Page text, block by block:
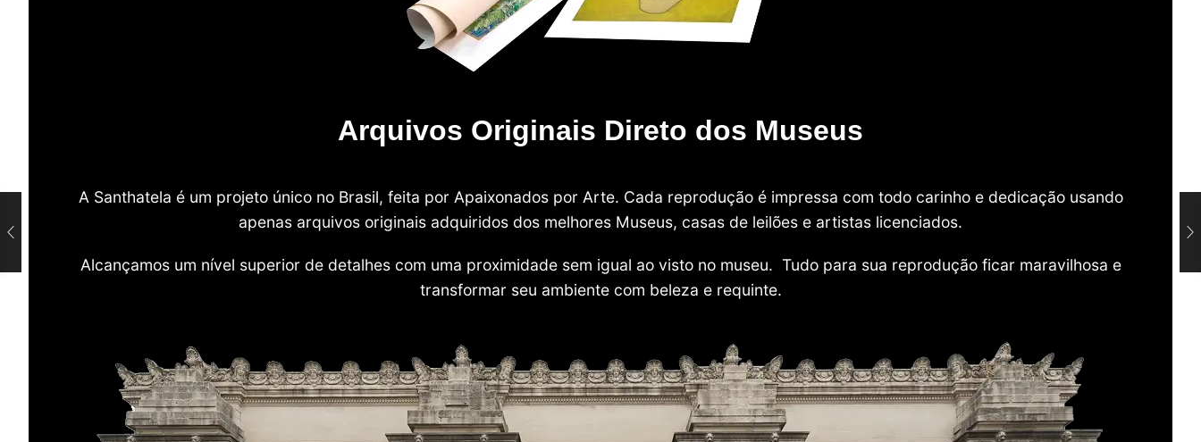
Arquivos Originais Direto dos Museus
A Santhatela é um projeto único no Brasil, feita por Apaixonados por Arte. Cada reprodução é impressa com todo carinho e dedicação usando
apenas arquivos originais adquiridos dos melhores Museus, casas de leilões e artistas licenciados.
Alcançamos um nível superior de detalhes com uma proximidade sem igual ao visto no museu. Tudo para sua reprodução ficar maravilhosa e
transformar seu ambiente com beleza e requinte.